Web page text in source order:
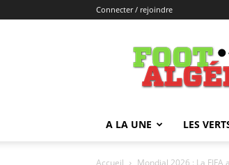
Connecter / rejoindre
A LA UNE LES
Accueil Mondial 2026 : La